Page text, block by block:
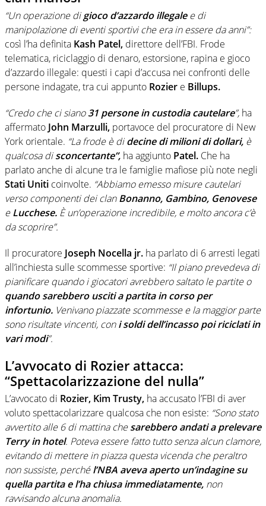
“Un operazione digioco d’azzardo illegalee di
manipolazione di eventi sportivi che era in essere da anni”:
così l’ha definita Kash Patel, direttore dell’FBI. Frode
telematica, riciclaggio di denaro, estorsione, rapina e gioco
d’azzardo illegale: questi i capi d’accusa nei confronti delle
persone indagate, tra cui appunto Rozier e Billups.
“Credo che ci siano31 persone in custodia cautelare”, ha
affermato John Marzulli, portavoce del procuratore di New
York orientale. “La frode è didecine di milioni di dollari, è
qualcosa disconcertante”, ha aggiunto Patel. Che ha
parlato anche di alcune tra le famiglie mafiose più note negli
Stati Uniti coinvolte. “Abbiamo emesso misure cautelari
verso componenti dei clanBonanno, Gambino, Genovese
eLucchese. È un’operazione incredibile, e molto ancora c’è
da scoprire”.
Il procuratore Joseph Nocella jr. ha parlato di 6 arresti legati
all’inchiesta sulle scommesse sportive: “Il piano prevedeva di
pianificare quando i giocatori avrebbero saltato le partite o
quando sarebbero usciti a partita in corso per
infortunio. Venivano piazzate scommesse e la maggior parte
sono risultate vincenti, coni soldi dell’incasso poi riciclati in
vari modi”.
L’avvocato di Rozier attacca:
“Spettacolarizzazione del nulla”
L’avvocato di Rozier, Kim Trusty, ha accusato l’FBI di aver
voluto spettacolarizzare qualcosa che non esiste: “Sono stato
avvertito alle 6 di mattina chesarebbero andati a prelevare
Terry in hotel. Poteva essere fatto tutto senza alcun clamore,
evitando di mettere in piazza questa vicenda che peraltro
non sussiste, perchél’NBA aveva aperto un’indagine su
quella partita e l’ha chiusa immediatamente, non
ravvisando alcuna anomalia.